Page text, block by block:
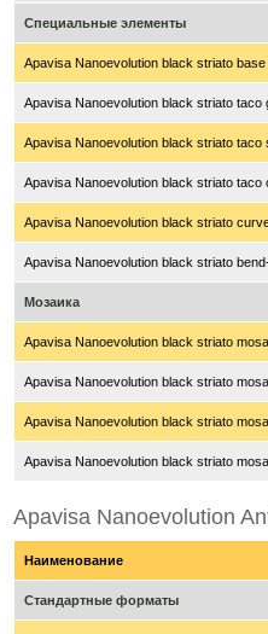
Специальные элементы
Apavisa Nanoevolution black striato
Apavisa Nanoevolution black striato taco
Apavisa Nanoevolution black striato taco
Apavisa Nanoevolution black striato taco
Apavisa Nanoevolution black striato
Apavisa Nanoevolution black striato
Мозаика
Apavisa Nanoevolution black striato
Apavisa Nanoevolution black striato
Apavisa Nanoevolution black striato
Apavisa Nanoevolution black striato
Apavisa Nanoevolution
Наименование
Стандартные форматы